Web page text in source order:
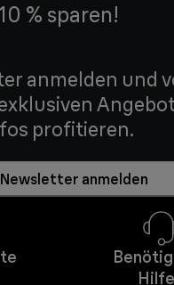
% sparen!
anmelden und
profitieren.
Newsletter anmelden